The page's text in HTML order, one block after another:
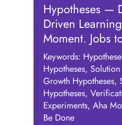
Hypotheses —
Driven
Moment. Jobs
Keywords:
Hypotheses,
Growth Hypotheses,
Hypotheses,
Experiments, Aha
Be Done